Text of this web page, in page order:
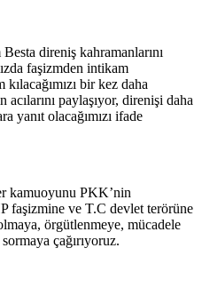
direniş kahramanlarını
faşizmden intikam
kılacağımızı bir kez daha
paylaşıyor, direnişi daha
yanıt olacağımızı ifade
kamuoyunu PKK’nin
faşizmine ve T.C devlet terörüne
örgütlenmeye, mücadele
çağırıyoruz.